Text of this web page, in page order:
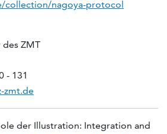
collection/nagoya-protocol
ZMT
- 131
zmt.de
der Illustration: Integration and